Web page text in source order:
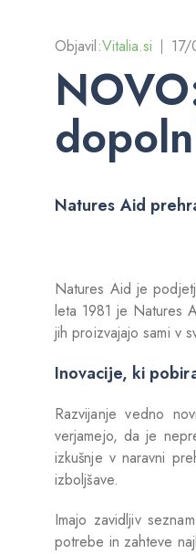
Objavil:Vitalia.si
Natures Aid
Natures Aid je
leta 1981 je Natures
jih proizvajajo sami v
Inovacije, ki
Razvijanje vedno
verjamejo, da je
izkušnje v naravni
izboljšave.
Imajo zavidljiv
potrebe in zahteve